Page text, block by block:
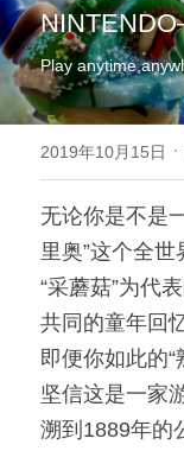
荣膺奖项
联系我们
搜索
Play
2019年10月15日 ·
无论你是不是
里奥”这个全
“采蘑菇”为代
共同的童年回忆
即便你如此的
坚信这是一家
溯到1889年的